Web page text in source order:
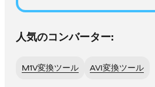
人気のコンバーター:
M1V変換ツール AVI変換ツール